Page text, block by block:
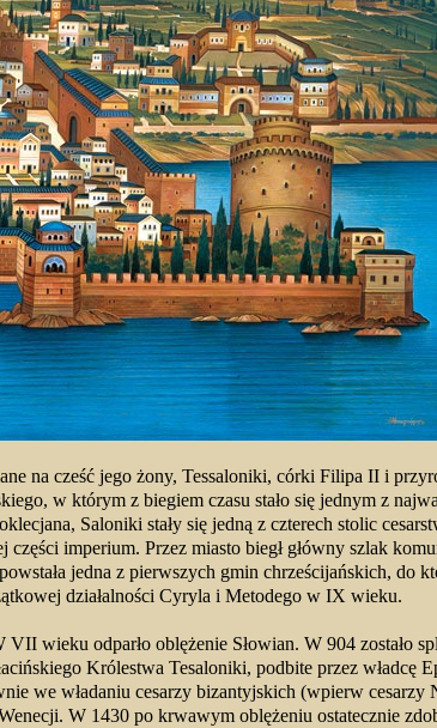
na cześć jego żony, Tessaloniki, córki Filipa II i
w którym z biegiem czasu stało się jednym z
Saloniki stały się jedną z czterech stolic
imperium. Przez miasto biegł główny szlak
jedna z pierwszych gmin chrześcijańskich, do
działalności Cyryla i Metodego w IX wieku.
wieku odparło oblężenie Słowian. W 904 zostało
Królestwa Tesaloniki, podbite przez władcę
we władaniu cesarzy bizantyjskich (wpierw
W 1430 po krwawym oblężeniu ostatecznie